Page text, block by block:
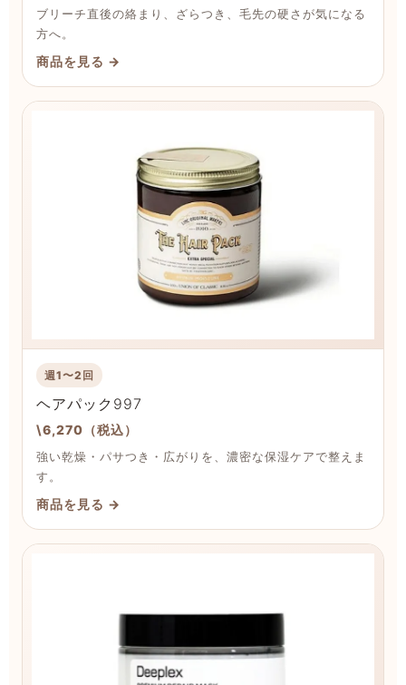
ブリーチ直後の絡まり、ざらつき、毛先の硬さが気になる
方へ。
商品を見る →
週1〜2回
ヘアパック997
\6,270（税込）
強い乾燥・パサつき・広がりを、濃密な保湿ケアで整えま
す。
商品を見る →